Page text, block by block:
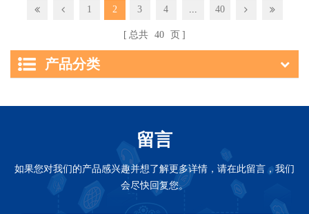
1 2 3 4 ... 40
总共 40 页
产品分类
留言
如果您对我们的产品感兴趣并想了解更多详情，请在此留言，我们
会尽快回复您。